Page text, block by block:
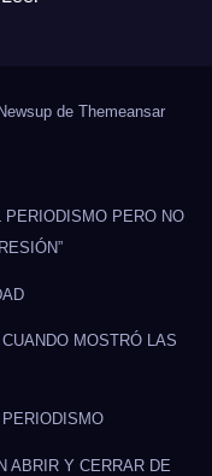
de Themeansar
PERIODISMO PERO NO
MOSTRÓ LAS
ABRIR Y CERRAR DE